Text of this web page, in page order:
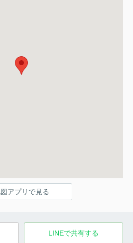
アプリで見る
LINEで共有する